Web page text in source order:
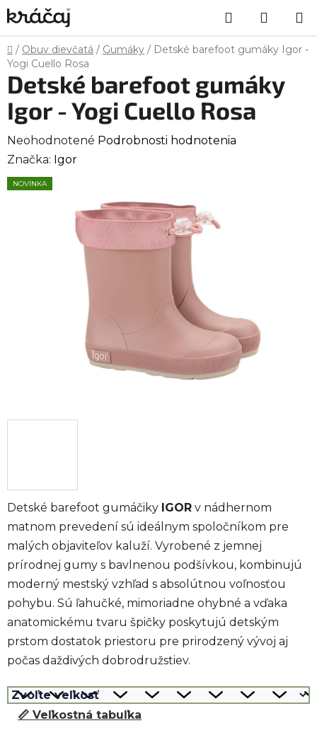
Prejsť
na
obsah
Hľadať
KOŠÍK
Domov
/ Obuv dievčatá / Gumáky / Detské barefoot gumáky Igor -
Yogi Cuello Rosa
Detské barefoot gumáčiky IGOR v nádhernom
matnom prevedení sú ideálnym spoločníkom pre
malých objaviteľov kaluží. Vyrobené z jemnej
prírodnej gumy s bavlnenou podšívkou, kombinujú
moderný mestský vzhľad s absolútnou voľnosťou
pohybu. Sú ľahučké, mimoriadne ohybné a vďaka
anatomickému tvaru špičky poskytujú detským
prstom dostatok priestoru pre prirodzený vývoj aj
počas daždivých dobrodružstiev.
📏 Veľkostná tabuľka
Detské barefoot gumáky
Igor - Yogi Cuello Rosa
Priemerné
hodnotenie
produktu
Neohodnotené Podrobnosti hodnotenia
Značka: Igor
NOVINKA